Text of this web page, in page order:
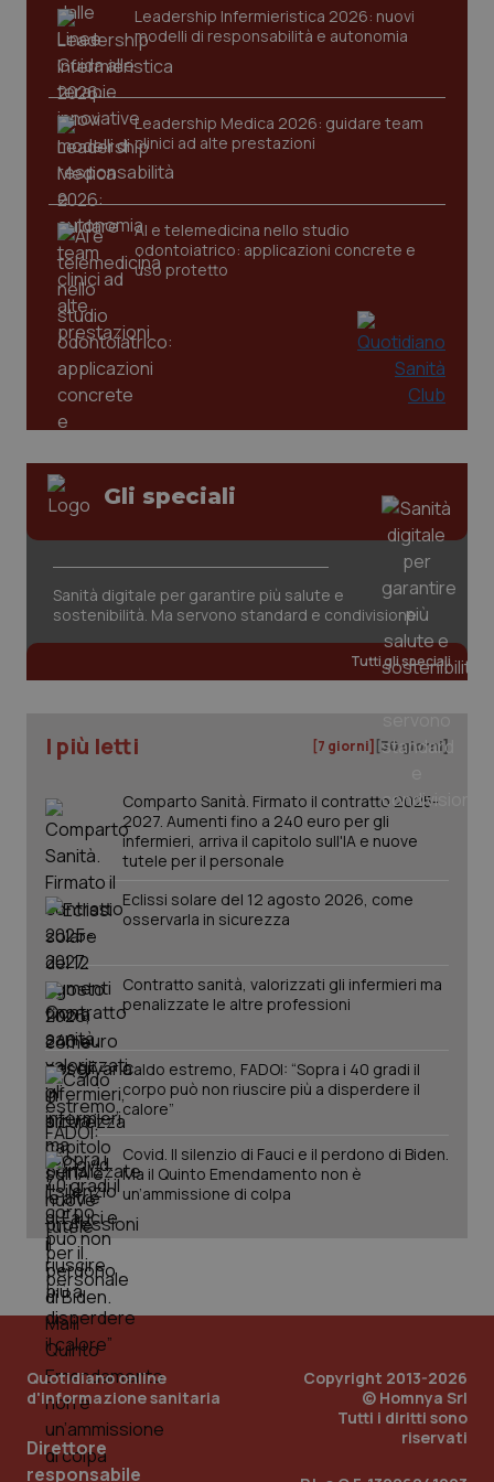
Leadership Infermieristica 2026: nuovi
modelli di responsabilità e autonomia
Leadership Medica 2026: guidare team
clinici ad alte prestazioni
AI e telemedicina nello studio
odontoiatrico: applicazioni concrete e
uso protetto
Gli speciali
Sanità digitale per garantire più salute e
sostenibilità. Ma servono standard e condivisione
Tutti gli speciali
I più letti [7 giorni] [30 giorni]
Comparto Sanità. Firmato il contratto 2025-
2027. Aumenti fino a 240 euro per gli
infermieri, arriva il capitolo sull'IA e nuove
tutele per il personale
Eclissi solare del 12 agosto 2026, come
osservarla in sicurezza
Contratto sanità, valorizzati gli infermieri ma
penalizzate le altre professioni
Caldo estremo, FADOI: “Sopra i 40 gradi il
corpo può non riuscire più a disperdere il
calore”
Covid. Il silenzio di Fauci e il perdono di Biden.
Ma il Quinto Emendamento non è
un’ammissione di colpa
Quotidiano online
d'informazione sanitaria
Direttore
responsabile
Copyright 2013-2026
© Homnya Srl
Tutti i diritti sono
riservati
YouTube
.youtube.com
CookieScriptConsent
www.quotidianosanita.it
tracking-sites-ironfish-
www.quotidianosanita.it
2
_ga
Google LLC
.quotidianosanita.it
PHPSESSID